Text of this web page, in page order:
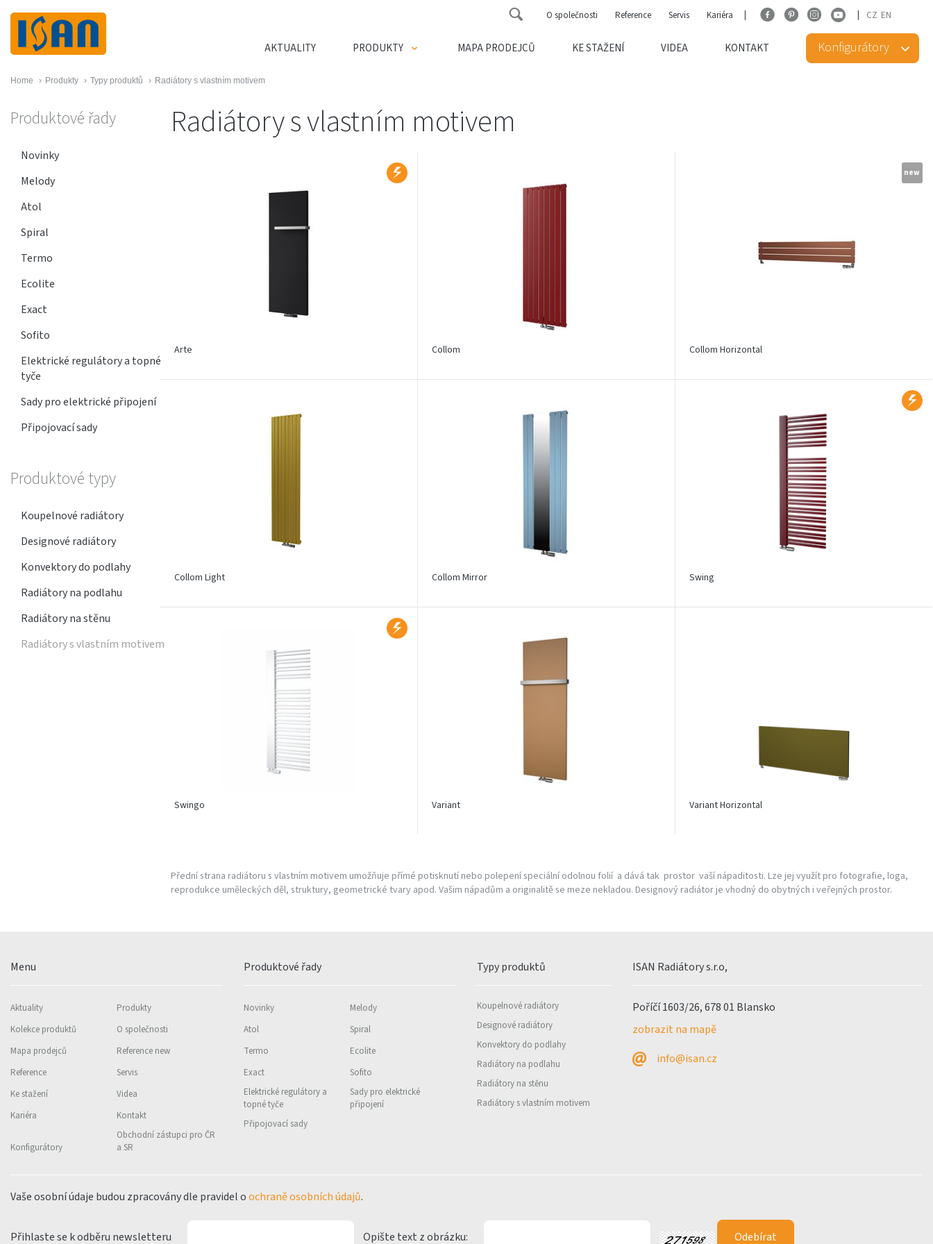
CZ EN
O společnosti Reference Servis Kariéra
AKTUALITY PRODUKTY MAPA PRODEJCŮ KE STAŽENÍ VIDEA KONTAKT Konfigurátory
Home › Produkty › Typy produktů › Radiátory s vlastním motivem
Produktové řady
Novinky
Melody
Atol
Spiral
Termo
Ecolite
Exact
Sofito
Elektrické regulátory a topné
tyče
Sady pro elektrické připojení
Připojovací sady
Produktové typy
Koupelnové radiátory
Designové radiátory
Konvektory do podlahy
Radiátory na podlahu
Radiátory na stěnu
Radiátory s vlastním motivem
Radiátory s vlastním motivem
Arte Collom
new
Collom Horizontal
Collom Light Collom Mirror Swing
Swingo Variant Variant Horizontal
Přední strana radiátoru s vlastním motivem umožňuje přímé potisknutí nebo polepení speciální odolnou folií a dává tak prostor vaší nápaditosti. Lze jej využít pro fotografie, loga,
reprodukce uměleckých děl, struktury, geometrické tvary apod. Vašim nápadům a originalitě se meze nekladou. Designový radiátor je vhodný do obytných i veřejných prostor.
Menu
Aktuality
Produkty
Kolekce produktů
O společnosti
Mapa prodejců
Reference new
Reference
Servis
Ke stažení
Videa
Kariéra
Kontakt
Konfigurátory
Obchodní zástupci pro ČR
a SR
Produktové řady
Novinky
Melody
Atol
Spiral
Termo
Ecolite
Exact
Sofito
Elektrické regulátory a
topné tyče
Sady pro elektrické
připojení
Připojovací sady
Typy produktů
Koupelnové radiátory
Designové radiátory
Konvektory do podlahy
Radiátory na podlahu
Radiátory na stěnu
Radiátory s vlastním motivem
ISAN Radiátory s.r.o,
Poříčí 1603/26, 678 01 Blansko
zobrazit na mapě
info@isan.cz
Vaše osobní údaje budou zpracovány dle pravidel oochraně osobních údajů.
Přihlaste se k odběru newsletteru Opište text z obrázku: